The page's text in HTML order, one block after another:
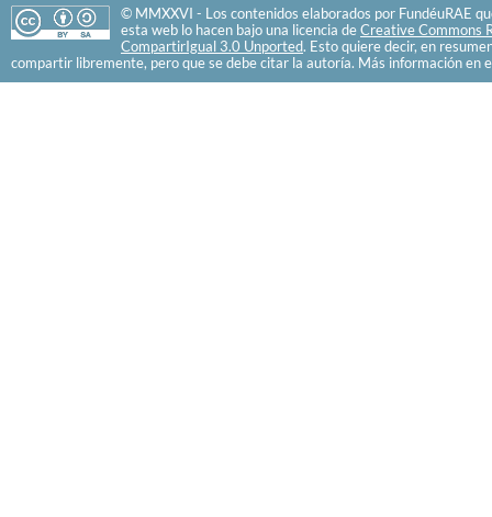
© MMXXVI - Los contenidos elaborados por FundéuRAE
esta web lo hacen bajo una licencia de Creative Commons
CompartirIgual 3.0 Unported. Esto quiere decir, en
compartir libremente, pero que se debe citar la autoría. Más información en